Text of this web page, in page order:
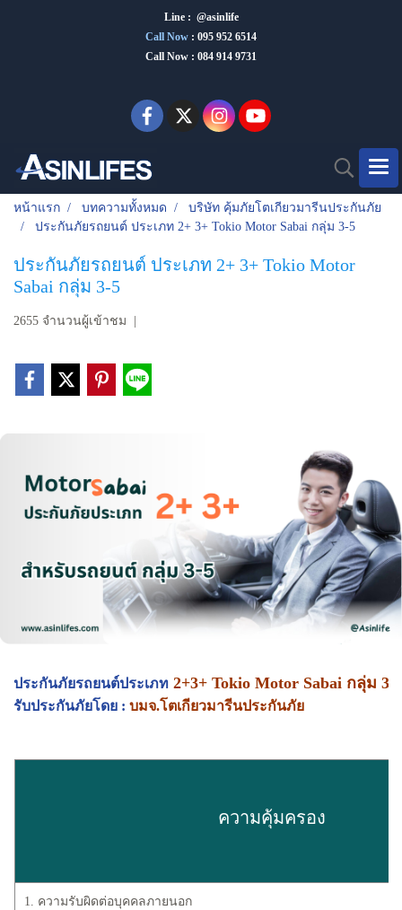
Line : @asinlife
Call Now : 095 952 6514
Call Now : 084 914 9731
หน้าแรก บทความทั้งหมด
บริษัท คุ้มภัยโตเกียวมารีนประกันภัย
ประกันภัยรถยนต์ ประเภท 2+ 3+ Tokio Motor Sabai กลุ่ม 3-5
ประกันภัยรถยนต์ ประเภท 2+ 3+ Tokio Motor
Sabai กลุ่ม 3-5
2655 จำนวนผู้เข้าชม
ประกันภัยรถยนต์ประเภท 2+3+ Tokio Motor Sabai กลุ่ม 3-5
รับประกันภัยโดย : บมจ.โตเกียวมารีนประกันภัย
ความคุ้มครอง
1. ความรับผิดต่อบุคคลภายนอก